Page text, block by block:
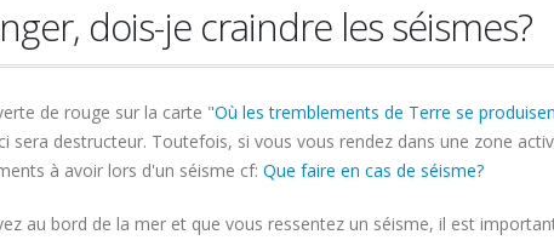
dois-je craindre les séismes?
de rouge sur la carte "Où les tremblements de Terre se
sera destructeur. Toutefois, si vous vous rendez dans une zone
à avoir lors d'un séisme cf: Que faire en cas de séisme?
au bord de la mer et que vous ressentez un séisme, il est